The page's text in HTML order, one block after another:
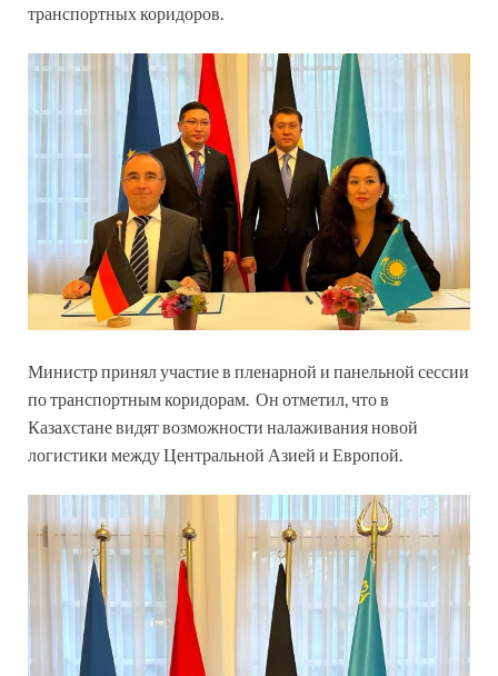
транспортных коридоров.
Министр принял участие в пленарной и панельной сессии
по транспортным коридорам. Он отметил, что в
Казахстане видят возможности налаживания новой
логистики между Центральной Азией и Европой.